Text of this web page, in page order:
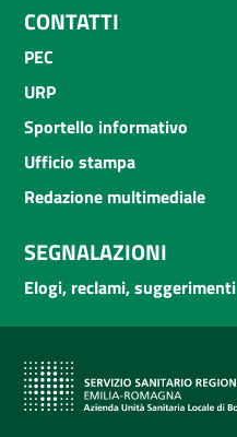
CONTATTI
PEC
URP
Sportello informativo
Ufficio stampa
Redazione multimediale
SEGNALAZIONI
Elogi, reclami, suggerimenti